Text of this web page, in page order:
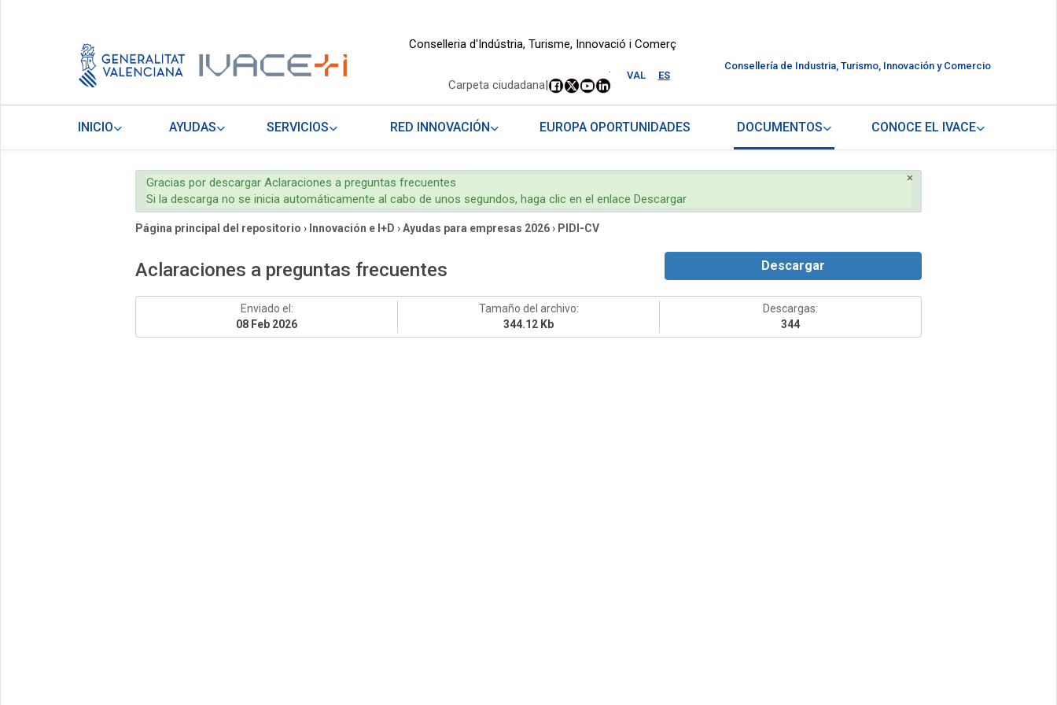
Conselleria d'Indústria, Turisme, Innovació i Comerç
VAL ES
.
Carpeta ciudadana|
Consellería de Industria, Turismo, Innovación y Comercio
INICIO AYUDAS SERVICIOS RED INNOVACIÓN EUROPA OPORTUNIDADES DOCUMENTOS CONOCE EL IVACE
×
Gracias por descargar Aclaraciones a preguntas frecuentes
Si la descarga no se inicia automáticamente al cabo de unos segundos, haga clic en el enlace Descargar
Página principal del repositorio › Innovación e I+D ›Ayudas para empresas 2026› PIDI-CV
Aclaraciones a preguntas frecuentes Descargar
Enviado el:
08 Feb 2026
Tamaño del archivo:
344.12 Kb
Descargas:
344